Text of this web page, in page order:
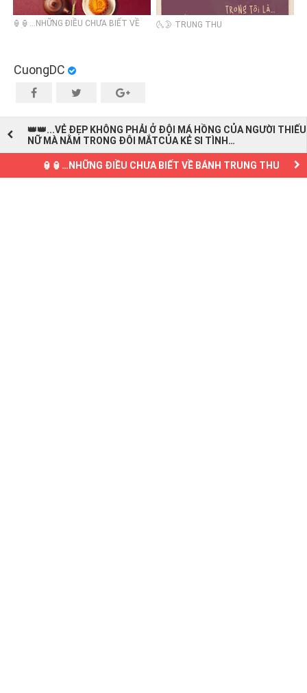
🏮🏮…NHỮNG ĐIỀU CHƯA BIẾT VỀ
🌜🌛 TRUNG THU
CuongDC
👑👑...VẺ ĐẸP KHÔNG PHẢI Ở ĐÔI MÁ HỒNG CỦA NGƯỜI THIẾU
NỮ MÀ NẰM TRONG ĐÔI MẮTCỦA KẺ SI TÌNH…
🏮🏮…NHỮNG ĐIỀU CHƯA BIẾT VỀ BÁNH TRUNG THU